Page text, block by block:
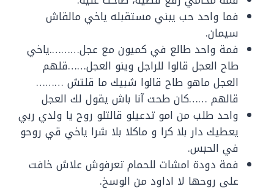
فما واحد حب يبني مستقبله ياخي مالقاش
سيمان.
فمة واحد طالع في كميون مع عجل……….ياخي
طاح العجل قالوا للراجل وينو العجل……قلهم
العجل ماهو طاح قالوا شبيك ما قلتش ………
قالهم ……كان طحت آنا باش يقول لك العجل
واحد طلب من امو تدعيلو قالتلو روح يا ولدي ربي
يعطيك دار بلا كرا و ماكلا بلا شرا ياخي قي روحو
في الحبس.
فمة دودة امشات للحمام تعرفوش علاش خافت
على روحها لا اداود من الوسخ.